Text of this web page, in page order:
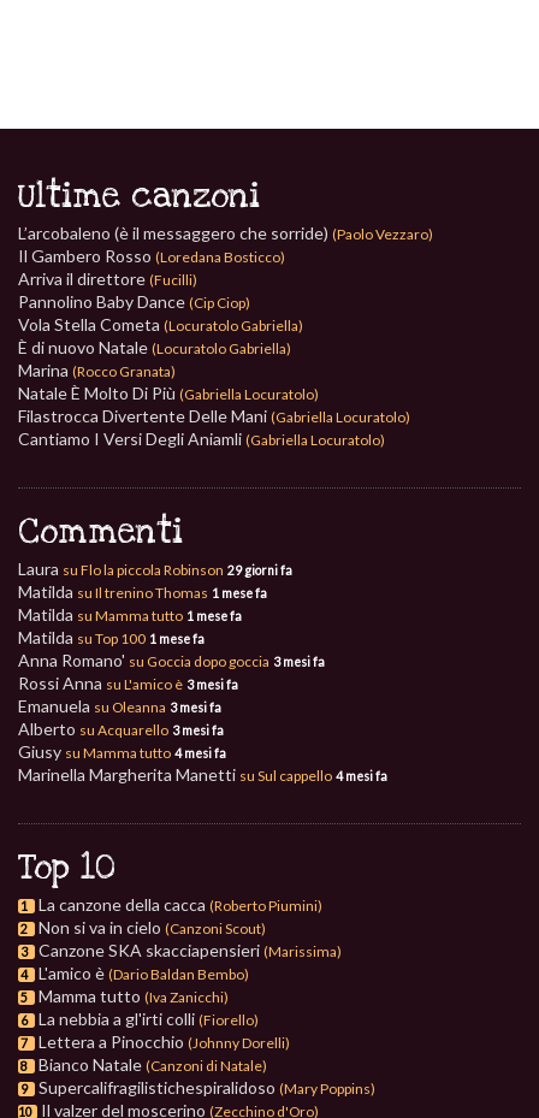
Ultime canzoni
L’arcobaleno (è il messaggero che sorride) (Paolo Vezzaro)
Il Gambero Rosso (Loredana Bosticco)
Arriva il direttore (Fucilli)
Pannolino Baby Dance (Cip Ciop)
Vola Stella Cometa (Locuratolo Gabriella)
È di nuovo Natale (Locuratolo Gabriella)
Marina (Rocco Granata)
Natale È Molto Di Più (Gabriella Locuratolo)
Filastrocca Divertente Delle Mani (Gabriella Locuratolo)
Cantiamo I Versi Degli Aniamli (Gabriella Locuratolo)
Commenti
Laura su Flo la piccola Robinson 29 giorni fa
Matilda su Il trenino Thomas 1 mese fa
Matilda su Mamma tutto 1 mese fa
Matilda su Top 100 1 mese fa
Anna Romano' su Goccia dopo goccia 3 mesi fa
Rossi Anna su L'amico è 3 mesi fa
Emanuela su Oleanna 3 mesi fa
Alberto su Acquarello 3 mesi fa
Giusy su Mamma tutto 4 mesi fa
Marinella Margherita Manetti su Sul cappello 4 mesi fa
Top 10
1 La canzone della cacca (Roberto Piumini)
2 Non si va in cielo (Canzoni Scout)
3 Canzone SKA skacciapensieri (Marissima)
4 L'amico è (Dario Baldan Bembo)
5 Mamma tutto (Iva Zanicchi)
6 La nebbia a gl'irti colli (Fiorello)
7 Lettera a Pinocchio (Johnny Dorelli)
8 Bianco Natale (Canzoni di Natale)
9 Supercalifragilistichespiralidoso (Mary Poppins)
10 Il valzer del moscerino (Zecchino d'Oro)